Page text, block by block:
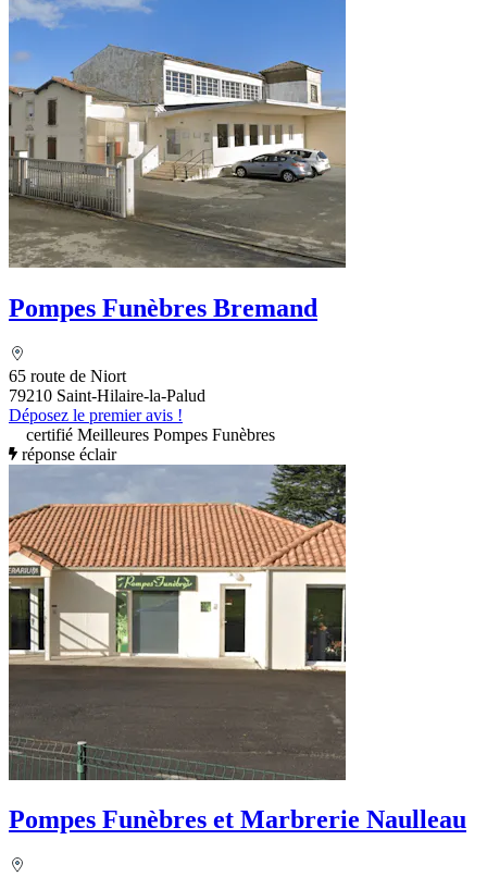
Pompes Funèbres Bremand
65 route de Niort
79210 Saint-Hilaire-la-Palud
Déposez le premier avis !
certifié Meilleures Pompes Funèbres
réponse éclair
Pompes Funèbres et Marbrerie Naulleau